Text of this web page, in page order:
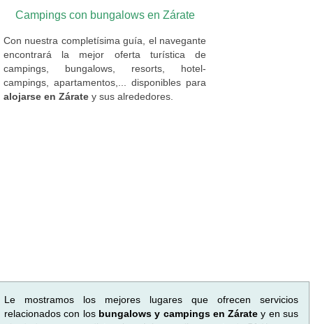
Campings con bungalows en Zárate
Con nuestra completísima guía, el navegante
encontrará la mejor oferta turística de
campings, bungalows, resorts, hotel-
campings, apartamentos,... disponibles para
alojarse en Zárate y sus alrededores.
Le mostramos los mejores lugares que ofrecen servicios
relacionados con los bungalows y campings en Zárate y en sus